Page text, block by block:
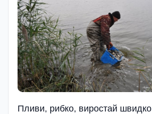
Пливи, рибко, виростай швидко